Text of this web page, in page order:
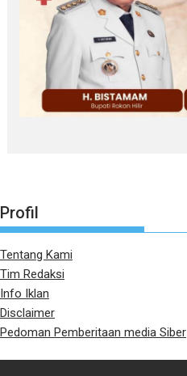
Profil
Tentang Kami
Tim Redaksi
Info Iklan
Disclaimer
Pedoman Pemberitaan media Siber